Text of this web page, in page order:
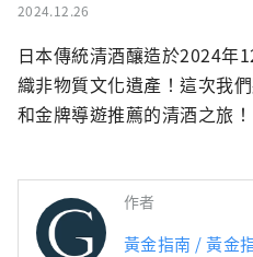
2024.12.26
日本傳統清酒釀造於2024年
織非物質文化遺產！這次我
和金牌導遊推薦的清酒之旅！
作者
黃金指南 / 黃金